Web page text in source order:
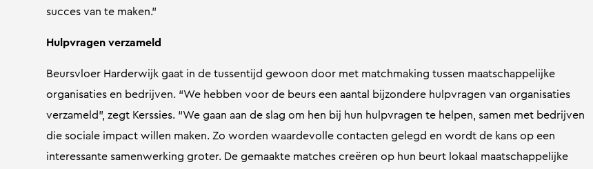
succes van te maken.”
Hulpvragen verzameld
Beursvloer Harderwijk gaat in de tussentijd gewoon door met matchmaking tussen maatschappelijke
organisaties en bedrijven. “We hebben voor de beurs een aantal bijzondere hulpvragen van organisaties
verzameld”, zegt Kerssies. “We gaan aan de slag om hen bij hun hulpvragen te helpen, samen met bedrijven
die sociale impact willen maken. Zo worden waardevolle contacten gelegd en wordt de kans op een
interessante samenwerking groter. De gemaakte matches creëren op hun beurt lokaal maatschappelijke